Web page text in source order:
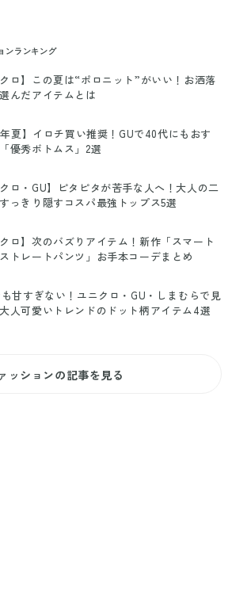
ンランキング
クロ】この夏は“ポロニット”がいい！お洒落
んだアイテムとは
年夏】イロチ買い推奨！GUで40代にもおす
優秀ボトムス」2選
クロ・GU】ピタピタが苦手な人へ！大人の二
っきり隠すコスパ最強トップス5選
クロ】次のバズりアイテム！新作「スマート
トレートパンツ」お手本コーデまとめ
甘すぎない！ユニクロ・GU・しまむらで見
人可愛いトレンドのドット柄アイテム4選
ッションの記事を見る